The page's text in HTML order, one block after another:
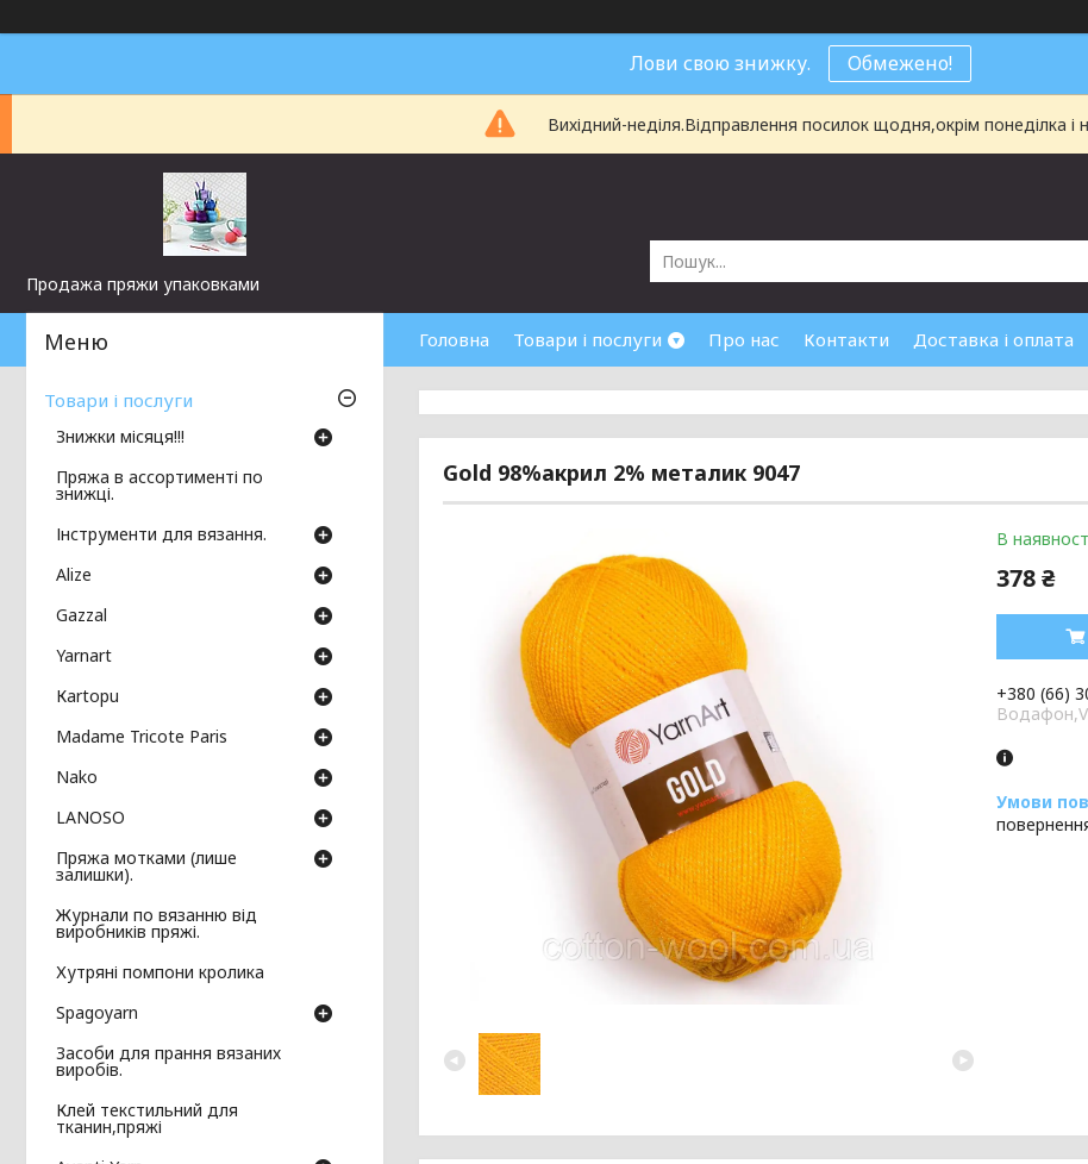
Лови свою знижку. Обмежено!
Вихідний-неділя.Відправлення посилок щодня,окрім понеділка і
Продажа пряжи упаковками
Головна Товари і послуги Про нас Контакти Доставка і оплата
Gold 98%акрил 2% металик 9047
В
378 ₴
+380 (66)
Товари і послуги
Знижки місяця!!!
Пряжа в ассортименті по
знижці.
Інструменти для вязання.
Аlize
Gazzal
Yarnart
Кartopu
Madame Tricote Paris
Nako
LANOSO
Пряжа мотками (лише
залишки).
Журнали по вязанню від
виробників пряжі.
Хутряні помпони кролика
Spagoyarn
Засоби для прання вязаних
виробів.
Клей текстильний для
тканин,пряжі